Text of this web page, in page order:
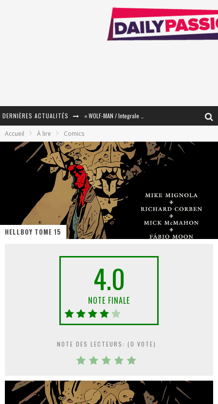
DERNIÈRES ACTUALITÉS
« Le Béton et le Bambou / Propositions pour Mayotte et le Monde. » - Améliorations !
Star Fox
PsyRiver 2026 : la magie revient sur les rives de l’Aar
Accueil À lire Comics
HELLBOY TOME 15
4.0
NOTE FINALE
NOTE DES LECTEURS: (0 VOTE)